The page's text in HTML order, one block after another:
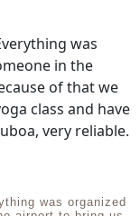
was organized